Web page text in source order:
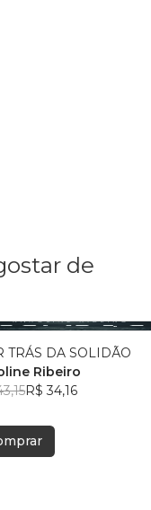
de
TRÁS DA SOLIDÃO
Ribeiro
R$ 34,16